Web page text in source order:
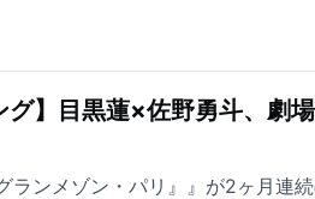
グ】目黒蓮×佐野勇斗、劇
ランメゾン・パリ』』が2ヶ月連